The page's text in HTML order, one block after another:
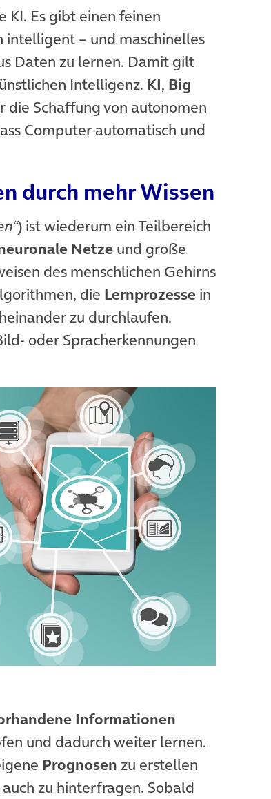
KI. Es gibt einen feinen
intelligent – und maschinelles
Daten zu lernen. Damit gilt
Intelligenz. KI, Big
die Schaffung von autonomen
Computer automatisch und
durch mehr Wissen
) ist wiederum ein Teilbereich
Netze und große
des menschlichen Gehirns
die Lernprozesse in
zu durchlaufen.
oder Spracherkennungen
Informationen
und dadurch weiter lernen.
Prognosen zu erstellen
zu hinterfragen. Sobald